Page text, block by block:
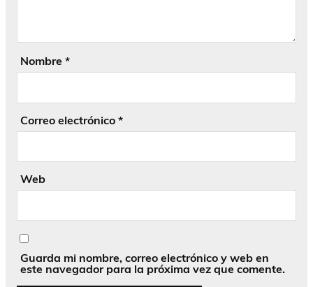
Nombre *
Correo electrónico *
Web
Guarda mi nombre, correo electrónico y web en
este navegador para la próxima vez que comente.